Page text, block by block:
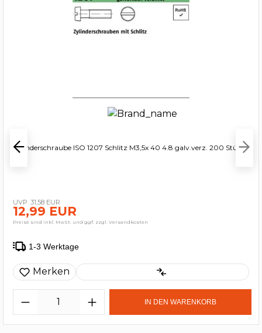
Zylinderschraube ISO 1207 Schlitz M3,5x 40 4.8 galv.verz. 200 Stück
31,58 EUR
12,99 EUR
Preise sind inkl. MwSt. und ggf. zzgl. Versandkosten
1-3 Werktage
Merken
IN DEN WARENKORB